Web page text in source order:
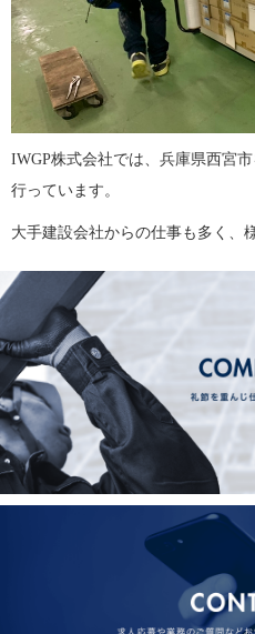
IWGP株式会社では、兵庫県西宮
行っています。
大手建設会社からの仕事も多く、